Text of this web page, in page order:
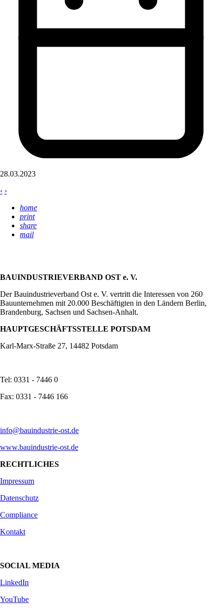
28.03.2023
‹ ›
home
print
share
mail
BAUINDUSTRIEVERBAND OST e. V.
Der Bauindustrieverband Ost e. V. vertritt die Interessen von 260
Bauunternehmen mit 20.000 Beschäftigten in den Ländern Berlin,
Brandenburg, Sachsen und Sachsen-Anhalt.
HAUPTGESCHÄFTSSTELLE POTSDAM
Karl-Marx-Straße 27, 14482 Potsdam
Tel: 0331 - 7446 0
Fax: 0331 - 7446 166
info@bauindustrie-ost.de
www.bauindustrie-ost.de
RECHTLICHES
Impressum
Datenschutz
Compliance
Kontakt
SOCIAL MEDIA
LinkedIn
YouTube